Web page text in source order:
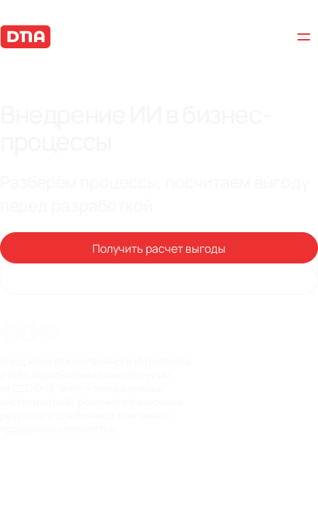
Получить расчет выгоды